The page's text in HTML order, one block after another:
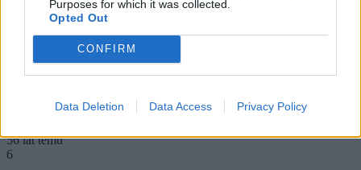
Purposes for which it was collected.
Opted Out
CONFIRM
Data Deletion Data Access Privacy Policy
Na jakim poziomie jest Twoja wiedza
filmowa?
sobie życia bez filmów!
56 lat temu
6